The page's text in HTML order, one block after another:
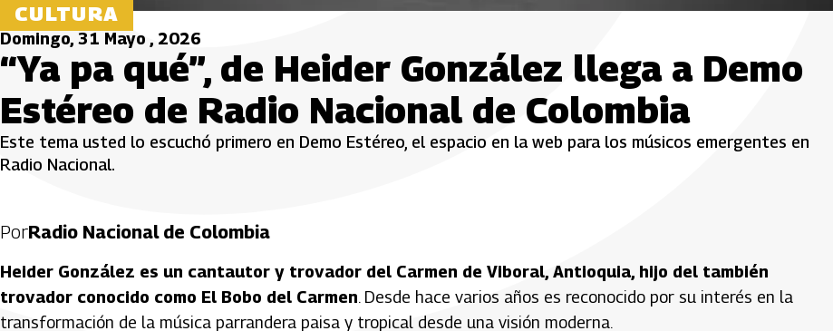
CULTURA
Domingo, 31 Mayo , 2026
“Ya pa qué”, de Heider González llega a Demo
Estéreo de Radio Nacional de Colombia
Este tema usted lo escuchó primero en Demo Estéreo, el espacio en la web para los músicos emergentes en
Radio Nacional.
PorRadio Nacional de Colombia
Heider González es un cantautor y trovador del Carmen de Viboral, Antioquia, hijo del también
trovador conocido como El Bobo del Carmen. Desde hace varios años es reconocido por su interés en la
transformación de la música parrandera paisa y tropical desde una visión moderna.